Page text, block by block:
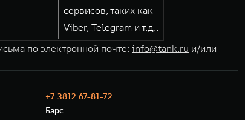
сервисов, таких как
Viber, Telegram и т.д..
по электронной почте: info@tank.ru и/или
+7 3812 67-81-72
Барс